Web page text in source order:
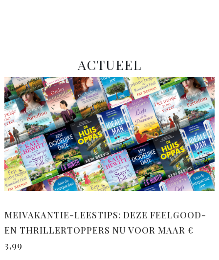
ACTUEEL
MEIVAKANTIE-LEESTIPS: DEZE FEELGOOD-
EN THRILLERTOPPERS NU VOOR MAAR €
3,99